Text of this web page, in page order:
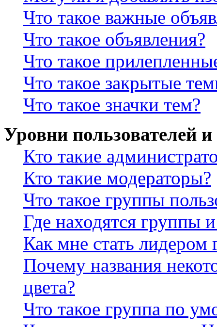
Что такое важные
Что такое объявления?
Что такое
Что такое закрытые
Что такое значки тем?
Уровни пользователей
Кто такие
Кто такие модераторы?
Что такое группы
Где находятся группы
Как мне стать лидером
Почему названия
цвета?
Что такое группа по